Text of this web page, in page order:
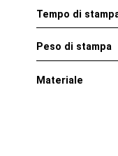
Tempo di
Peso di stampa
Materiale